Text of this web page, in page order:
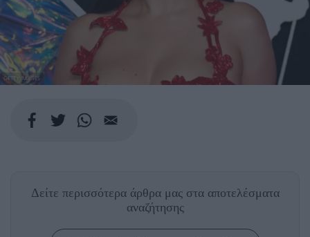
GETTY IMAGES
Δείτε περισσότερα άρθρα μας στα αποτελέσματα
αναζήτησης